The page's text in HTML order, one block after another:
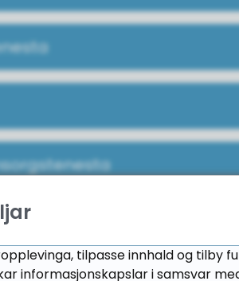
tilpasse innhald og tilby
informasjonskapslar i samsvar